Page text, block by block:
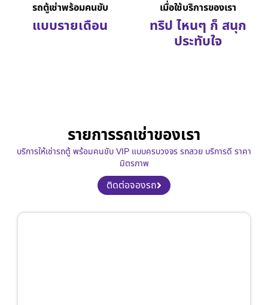
รถตู้เช่าพร้อมคนขับ
แบบรายเดือน
เมื่อใช้บริการของเรา
ทริป ไหนๆ ก็ สนุก
ประทับใจ
รายการรถเช่าของเรา
บริการให้เช่ารถตู้ พร้อมคนขับ VIP แบบครบวงจร รถสวย บริการดี ราคา
มิตรภาพ
ติดต่อจองรถ